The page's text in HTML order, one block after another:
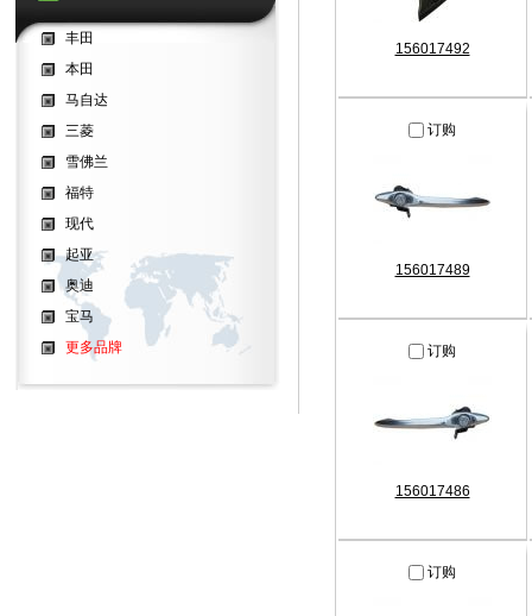
156017492
订购
156017489
订购
156017486
订购
丰田
本田
马自达
三菱
雪佛兰
福特
现代
起亚
奥迪
宝马
更多品牌